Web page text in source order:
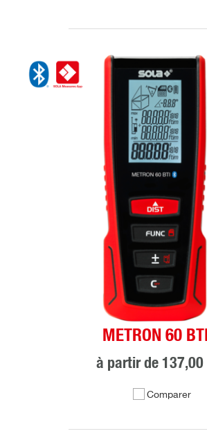
METRON 60 BTI
à partir de 137,00
Comparer